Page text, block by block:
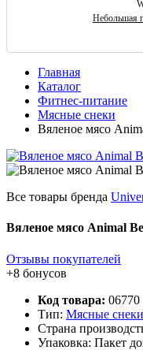
Небольшая
Главная
Каталог
Фитнес-питание
Мясные снеки
Вяленое мясо
Все товары бренда
Вяленое мясо Animal
Отзывы покупателей
+8 бонусов
Код товара: 06770
Тип: Мясные снеки
Страна
Упаковка: Пакет